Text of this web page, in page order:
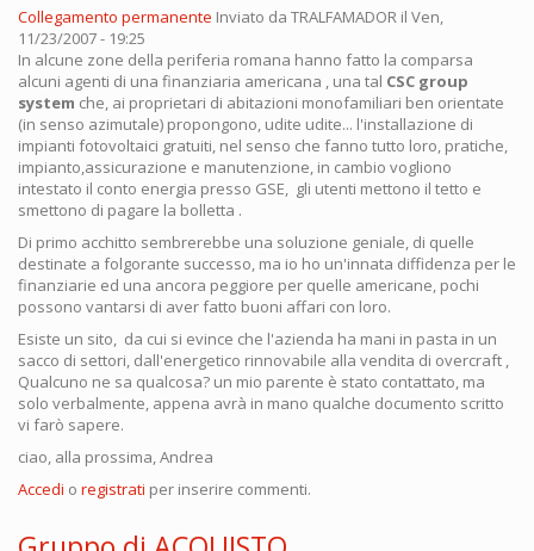
Collegamento permanente Inviato da TRALFAMADOR il Ven,
11/23/2007 - 19:25
In alcune zone della periferia romana hanno fatto la comparsa
alcuni agenti di una finanziaria americana , una tal CSC group
system che, ai proprietari di abitazioni monofamiliari ben orientate
(in senso azimutale) propongono, udite udite... l'installazione di
impianti fotovoltaici gratuiti, nel senso che fanno tutto loro, pratiche,
impianto,assicurazione e manutenzione, in cambio vogliono
intestato il conto energia presso GSE, gli utenti mettono il tetto e
smettono di pagare la bolletta .
Di primo acchitto sembrerebbe una soluzione geniale, di quelle
destinate a folgorante successo, ma io ho un'innata diffidenza per le
finanziarie ed una ancora peggiore per quelle americane, pochi
possono vantarsi di aver fatto buoni affari con loro.
Esiste un sito, da cui si evince che l'azienda ha mani in pasta in un
sacco di settori, dall'energetico rinnovabile alla vendita di overcraft ,
Qualcuno ne sa qualcosa? un mio parente è stato contattato, ma
solo verbalmente, appena avrà in mano qualche documento scritto
vi farò sapere.
ciao, alla prossima, Andrea
Accedi o registrati per inserire commenti.